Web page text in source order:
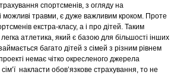
спортсменів, з огляду на
можливі травми, є дуже важливим кроком. Проте
екстра-класу, а і про дітей. Таким
атлетика, який є базою для більшості інших
багато дітей з сімей з різним рівнем
немає чітко окресленого джерела
накласти обов’язкове страхування, то не